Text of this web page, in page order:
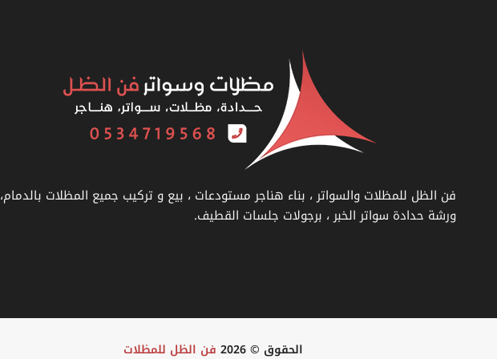
فن الظل للمظلات والسواتر ، بناء هناجر مستودعات ، بيع و تركيب جميع المظلات بالدمام،
ورشة حدادة سواتر الخبر ، برجولات جلسات القطيف.
الحقوق © 2026 فن الظل للمظلات